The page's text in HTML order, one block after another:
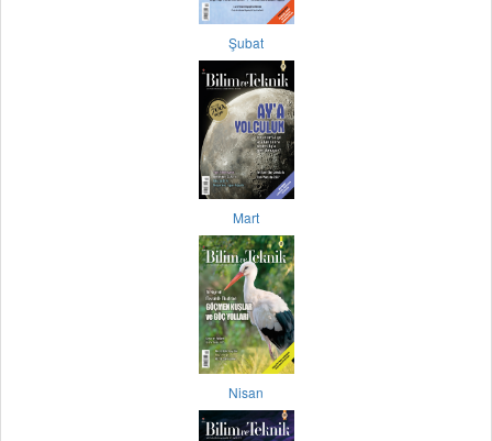
Şubat
Mart
Nisan